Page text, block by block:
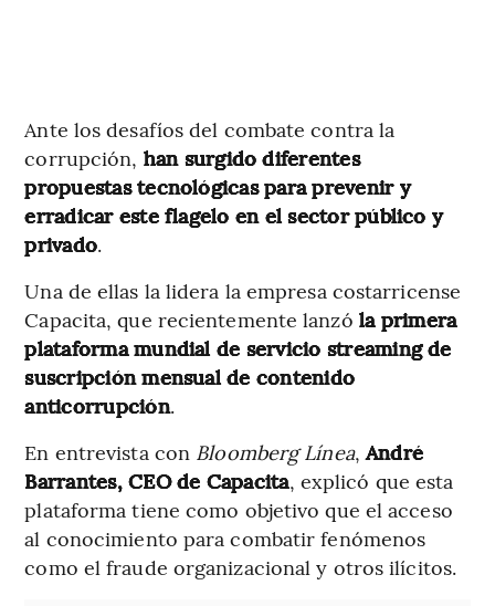
Ante los desafíos del combate contra la
corrupción, han surgido diferentes
propuestas tecnológicas para prevenir y
erradicar este flagelo en el sector público y
privado.
Una de ellas la lidera la empresa costarricense
Capacita, que recientemente lanzó la primera
plataforma mundial de servicio streaming de
suscripción mensual de contenido
anticorrupción.
En entrevista con Bloomberg Línea,André
Barrantes, CEO de Capacita, explicó que esta
plataforma tiene como objetivo que el acceso
al conocimiento para combatir fenómenos
como el fraude organizacional y otros ilícitos.